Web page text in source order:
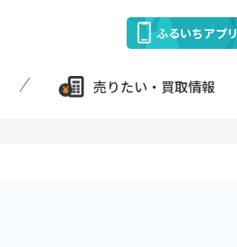
ふるいちアプリ
売りたい・買取情報